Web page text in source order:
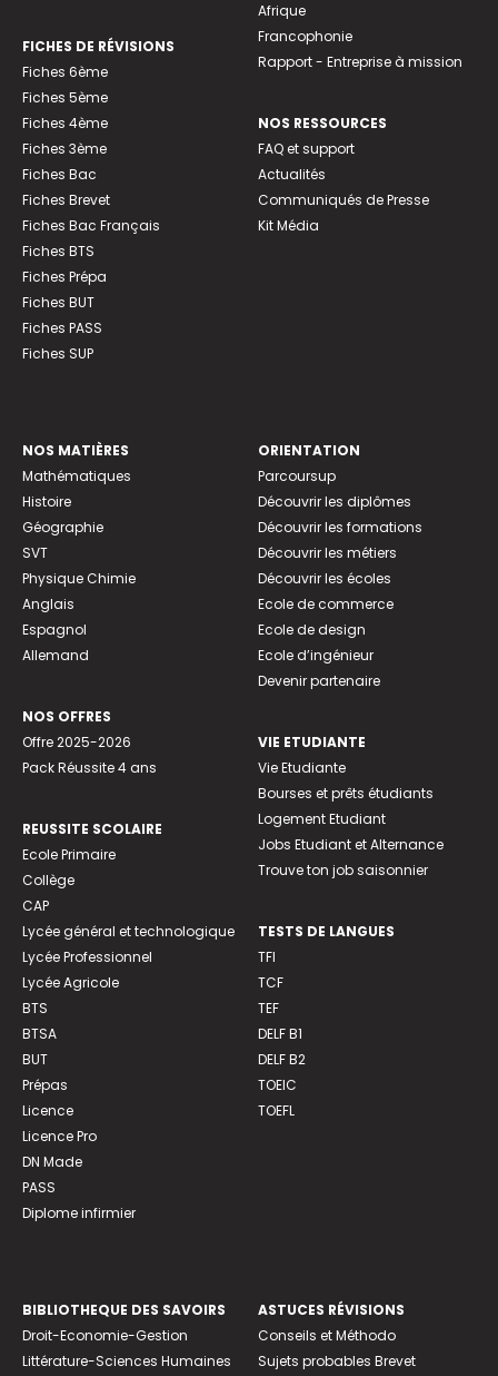
FICHES DE RÉVISIONS
Fiches 6ème
Fiches 5ème
Fiches 4ème
Fiches 3ème
Fiches Bac
Fiches Brevet
Fiches Bac Français
Fiches BTS
Fiches Prépa
Fiches BUT
Fiches PASS
Fiches SUP
Afrique
Francophonie
Rapport - Entreprise à mission
NOS RESSOURCES
FAQ et support
Actualités
Communiqués de Presse
Kit Média
NOS MATIÈRES
Mathématiques
Histoire
Géographie
SVT
Physique Chimie
Anglais
Espagnol
Allemand
NOS OFFRES
Offre 2025-2026
Pack Réussite 4 ans
REUSSITE SCOLAIRE
Ecole Primaire
Collège
CAP
Lycée général et technologique
Lycée Professionnel
Lycée Agricole
BTS
BTSA
BUT
Prépas
Licence
Licence Pro
DN Made
PASS
Diplome infirmier
ORIENTATION
Parcoursup
Découvrir les diplômes
Découvrir les formations
Découvrir les métiers
Découvrir les écoles
Ecole de commerce
Ecole de design
Ecole d’ingénieur
Devenir partenaire
VIE ETUDIANTE
Vie Etudiante
Bourses et prêts étudiants
Logement Etudiant
Jobs Etudiant et Alternance
Trouve ton job saisonnier
TESTS DE LANGUES
TFI
TCF
TEF
DELF B1
DELF B2
TOEIC
TOEFL
BIBLIOTHEQUE DES SAVOIRS
Droit-Economie-Gestion
Littérature-Sciences Humaines
ASTUCES RÉVISIONS
Conseils et Méthodo
Sujets probables Brevet